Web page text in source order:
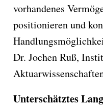
vorhandenes
positionieren und
Dr. Jochen Ruß,
Unterschätztes